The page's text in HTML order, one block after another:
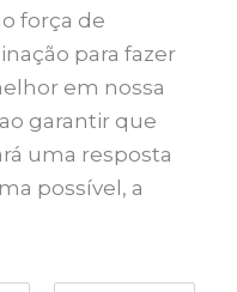
força de
para fazer
em nossa
garantir que
uma resposta
possível, a